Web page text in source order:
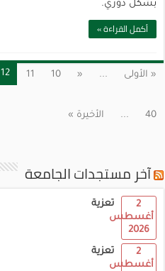
بشكل دوري.
أكمل القراءة »
« الأولى ...
«
10
11
12
40
... الأخيرة »
آخر مستجدات الجامعة
تعزية
2
أغسطس
2026
تعزية
2
أغسطس